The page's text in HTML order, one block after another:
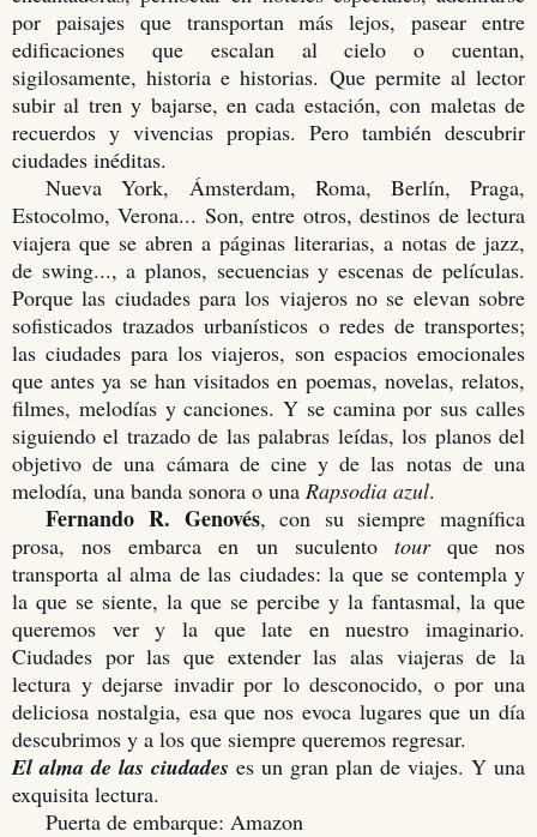
por paisajes que transportan más lejos, pasear entre
edificaciones que escalan al cielo o cuentan,
sigilosamente, historia e historias. Que permite al lector
subir al tren y bajarse, en cada estación, con maletas de
recuerdos y vivencias propias. Pero también descubrir
ciudades inéditas.
Nueva York, Ámsterdam, Roma, Berlín, Praga,
Estocolmo, Verona... Son, entre otros, destinos de lectura
viajera que se abren a páginas literarias, a notas de jazz,
de swing..., a planos, secuencias y escenas de películas.
Porque las ciudades para los viajeros no se elevan sobre
sofisticados trazados urbanísticos o redes de transportes;
las ciudades para los viajeros, son espacios emocionales
que antes ya se han visitados en poemas, novelas, relatos,
filmes, melodías y canciones. Y se camina por sus calles
siguiendo el trazado de las palabras leídas, los planos del
objetivo de una cámara de cine y de las notas de una
melodía, una banda sonora o una Rapsodia azul.
Fernando R. Genovés, con su siempre magnífica
prosa, nos embarca en un suculento tourque nos
transporta al alma de las ciudades: la que se contempla y
la que se siente, la que se percibe y la fantasmal, la que
queremos ver y la que late en nuestro imaginario.
Ciudades por las que extender las alas viajeras de la
lectura y dejarse invadir por lo desconocido, o por una
deliciosa nostalgia, esa que nos evoca lugares que un día
descubrimos y a los que siempre queremos regresar.
El alma de las ciudades es un gran plan de viajes. Y una
exquisita lectura.
Puerta de embarque: Amazon